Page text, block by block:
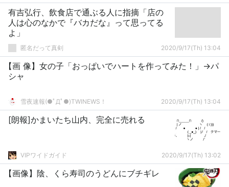
有吉弘行、飲食店で通ぶる人に指摘「店の
人は心のなかで『バカだな』って思ってる
よ」
匿名だって真剣 2020/9/17(Th) 13:04
【画 像】女の子「おっぱいでハートを作ってみた！」→パ
シャ
雪夜速報(●ﾟДﾟ●)TWINEWS！ 2020/9/17(Th) 13:04
[朗報]かまいたち山内、完全に売れる
VIPワイドガイド 2020/9/17(Th) 13:02
【画像】陰、くら寿司のうどんにブチギレ